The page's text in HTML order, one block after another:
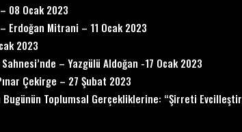
08 Ocak 2023
Erdoğan Mitrani – 11 Ocak 2023
2023
– Yazgülü Aldoğan -17 Ocak 2023
Çekirge – 27 Şubat 2023
Toplumsal Gerçekliklerine: “Şirreti